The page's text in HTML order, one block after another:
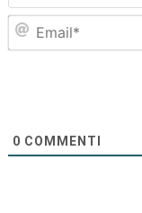
0 COMMENTI